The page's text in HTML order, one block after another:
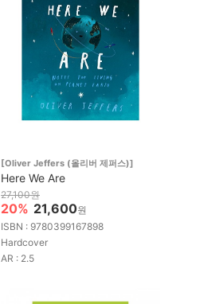
[Oliver Jeffers (올리버 제퍼스)]
Here We Are
27,100원
20% 21,600원
ISBN : 9780399167898
Hardcover
AR : 2.5